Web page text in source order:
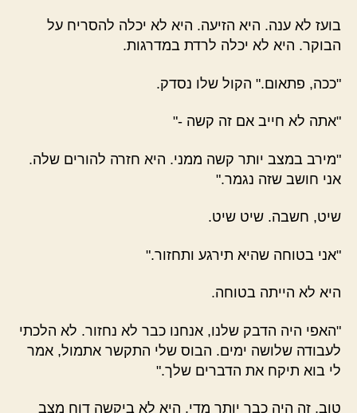
בועז לא ענה. היא הזיעה. היא לא יכלה להסריח על
הבוקר. היא לא יכלה לרדת במדרגות.
"ככה, פתאום." הקול שלו נסדק.
"אתה לא חייב אם זה קשה -"
"מירב במצב יותר קשה ממני. היא חזרה להורים שלה.
אני חושב שזה נגמר."
שיט, חשבה. שיט שיט.
"אני בטוחה שהיא תירגע ותחזור."
היא לא הייתה בטוחה.
"האפי היה הדבק שלנו, אנחנו כבר לא נחזור. לא הלכתי
לעבודה שלושה ימים. הבוס שלי התקשר אתמול, אמר
לי בוא תיקח את הדברים שלך."
טוב, זה היה כבר יותר מדי. היא לא ביקשה דוח מצב